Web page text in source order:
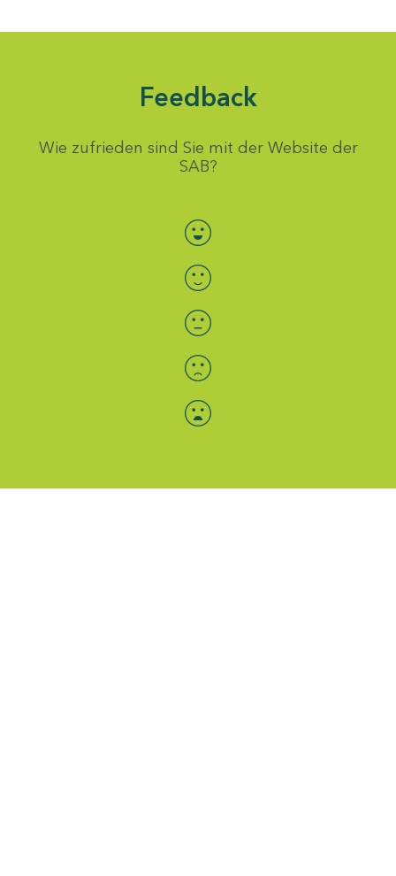
Feedback
Wie zufrieden sind Sie mit der Website der
SAB?
Bewertung auswählen